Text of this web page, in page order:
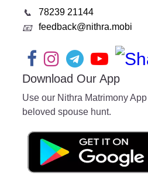
📞
78239 21144
📧
feedback@nithra.mobi
Download Our App
Use our Nithra Matrimony
beloved spouse hunt.